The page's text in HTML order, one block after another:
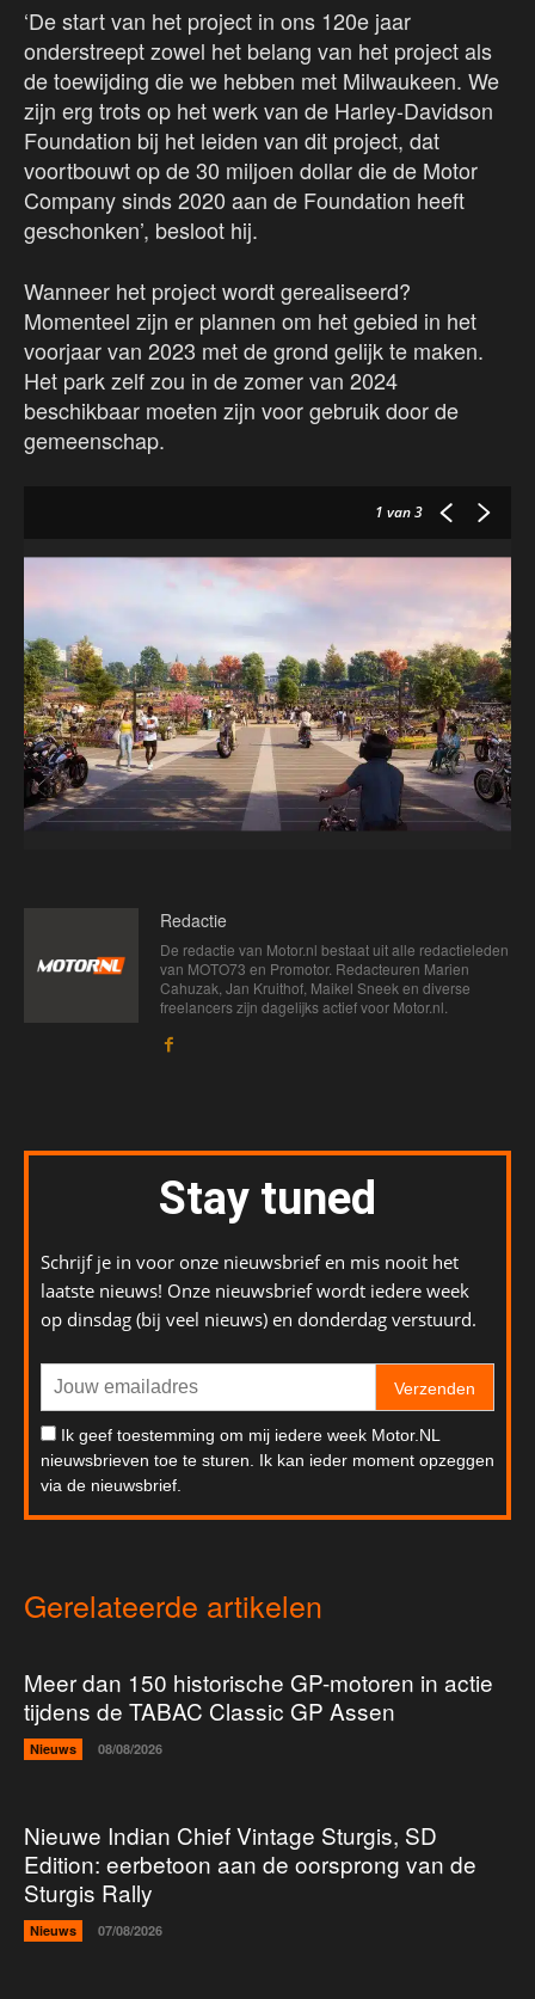
‘De start van het project in ons 120e jaar
onderstreept zowel het belang van het project als
de toewijding die we hebben met Milwaukeen. We
zijn erg trots op het werk van de Harley-Davidson
Foundation bij het leiden van dit project, dat
voortbouwt op de 30 miljoen dollar die de Motor
Company sinds 2020 aan de Foundation heeft
geschonken’, besloot hij.
Wanneer het project wordt gerealiseerd?
Momenteel zijn er plannen om het gebied in het
voorjaar van 2023 met de grond gelijk te maken.
Het park zelf zou in de zomer van 2024
beschikbaar moeten zijn voor gebruik door de
gemeenschap.
1 van 3
Redactie
De redactie van Motor.nl bestaat uit alle redactieleden
van MOTO73 en Promotor. Redacteuren Marien
Cahuzak, Jan Kruithof, Maikel Sneek en diverse
freelancers zijn dagelijks actief voor Motor.nl.
Stay tuned
Schrijf je in voor onze nieuwsbrief en mis nooit het
laatste nieuws! Onze nieuwsbrief wordt iedere week
op dinsdag (bij veel nieuws) en donderdag verstuurd.
Verzenden
Ik geef toestemming om mij iedere week Motor.NL
nieuwsbrieven toe te sturen. Ik kan ieder moment opzeggen
via de nieuwsbrief.
Gerelateerde artikelen
Meer dan 150 historische GP-motoren in actie
tijdens de TABAC Classic GP Assen
Nieuws 08/08/2026
Nieuwe Indian Chief Vintage Sturgis, SD
Edition: eerbetoon aan de oorsprong van de
Sturgis Rally
Nieuws 07/08/2026